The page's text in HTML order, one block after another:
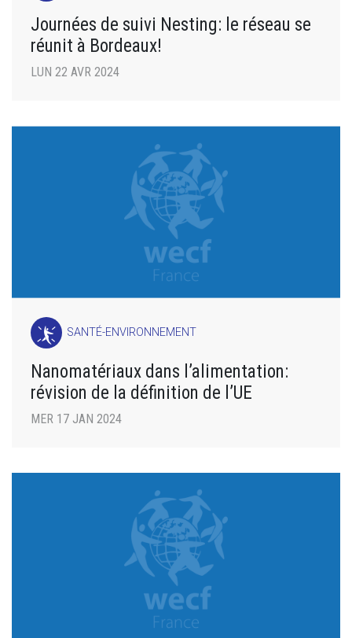
Journées de suivi Nesting: le réseau se
réunit à Bordeaux!
LUN 22 AVR 2024
SANTÉ-ENVIRONNEMENT
Nanomatériaux dans l’alimentation:
révision de la définition de l’UE
MER 17 JAN 2024